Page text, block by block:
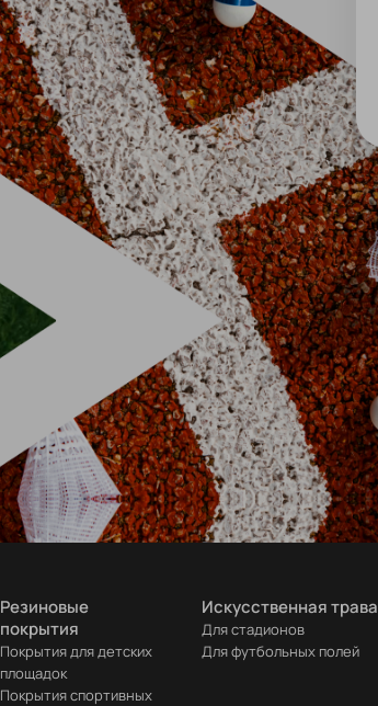
Резиновые
покрытия
Покрытия для детских
площадок
Покрытия спортивных
Искусственная трава
Для стадионов
Для футбольных полей